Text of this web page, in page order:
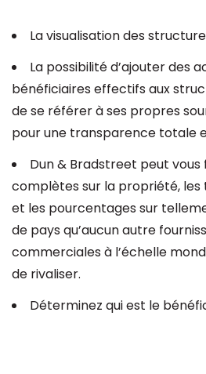
La visualisation des
La possibilité d’ajouter des
bénéficiaires effectifs aux
de se référer à ses propres
pour une transparence totale
Dun & Bradstreet peut vous
complètes sur la propriété, les
et les pourcentages sur
de pays qu’aucun autre
commerciales à l’échelle
de rivaliser.
Déterminez qui est le